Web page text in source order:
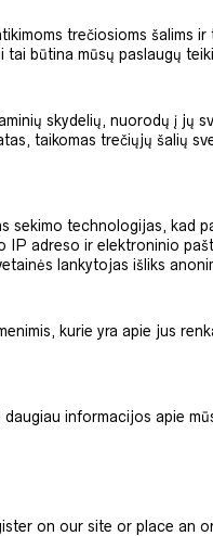
trečiosioms šalims
būtina mūsų paslaugų
skydelių, nuorodų į jų
taikomas trečiųjų šalių
sekimo technologijas, kad
IP adreso ir elektroninio
lankytojas išliks
kurie yra apie jus
informacijos apie
on our site or place an